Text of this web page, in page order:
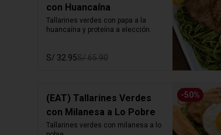
con Huancaína
Tallarines verdes con papa a la
huancaína y proteína a elección.
S/ 32.95S/ 65.90
-50%
(EAT) Tallarines Verdes
con Milanesa a Lo Pobre
Tallarines verdes con milanesa a lo